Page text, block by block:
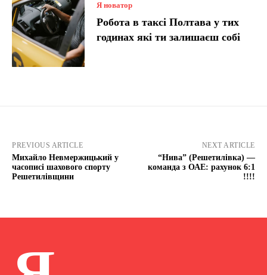
Я новатор
Робота в таксі Полтава у тих
годинах які ти залишаєш собі
PREVIOUS ARTICLE
Михайло Невмержицький у
часописі шахового спорту
Решетилівщини
NEXT ARTICLE
“Нива” (Решетилівка) —
команда з ОАЕ: рахунок 6:1
!!!!